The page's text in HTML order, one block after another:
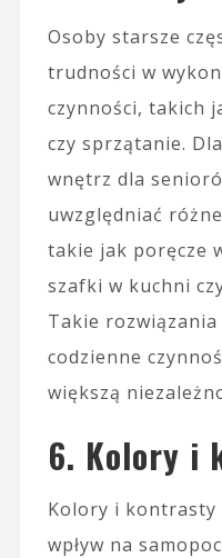
Osoby starsze
trudności w
czynności, takich
czy sprzątanie.
wnętrz dla
uwzględniać
takie jak poręcze
szafki w kuchni
Takie
codzienne
większą
6. Kolory i
Kolory i kontrasty
wpływ na